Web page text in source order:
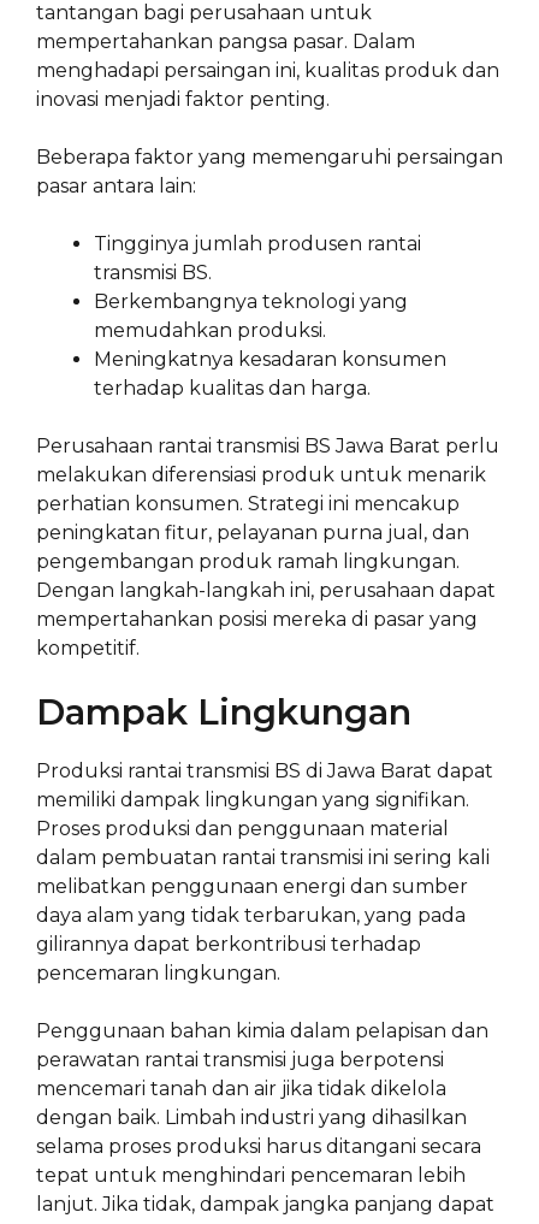
tantangan bagi perusahaan untuk
mempertahankan pangsa pasar. Dalam
menghadapi persaingan ini, kualitas produk dan
inovasi menjadi faktor penting.
Beberapa faktor yang memengaruhi persaingan
pasar antara lain:
Tingginya jumlah produsen rantai
transmisi BS.
Berkembangnya teknologi yang
memudahkan produksi.
Meningkatnya kesadaran konsumen
terhadap kualitas dan harga.
Perusahaan rantai transmisi BS Jawa Barat perlu
melakukan diferensiasi produk untuk menarik
perhatian konsumen. Strategi ini mencakup
peningkatan fitur, pelayanan purna jual, dan
pengembangan produk ramah lingkungan.
Dengan langkah-langkah ini, perusahaan dapat
mempertahankan posisi mereka di pasar yang
kompetitif.
Dampak Lingkungan
Produksi rantai transmisi BS di Jawa Barat dapat
memiliki dampak lingkungan yang signifikan.
Proses produksi dan penggunaan material
dalam pembuatan rantai transmisi ini sering kali
melibatkan penggunaan energi dan sumber
daya alam yang tidak terbarukan, yang pada
gilirannya dapat berkontribusi terhadap
pencemaran lingkungan.
Penggunaan bahan kimia dalam pelapisan dan
perawatan rantai transmisi juga berpotensi
mencemari tanah dan air jika tidak dikelola
dengan baik. Limbah industri yang dihasilkan
selama proses produksi harus ditangani secara
tepat untuk menghindari pencemaran lebih
lanjut. Jika tidak, dampak jangka panjang dapat